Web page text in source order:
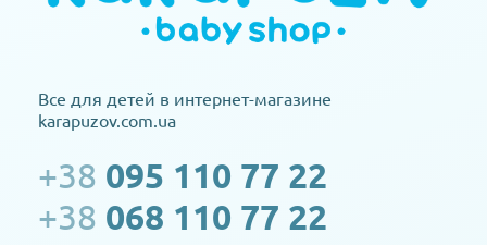
Все для детей в интернет-магазине
karapuzov.com.ua
+38 095 110 77 22
+38 068 110 77 22